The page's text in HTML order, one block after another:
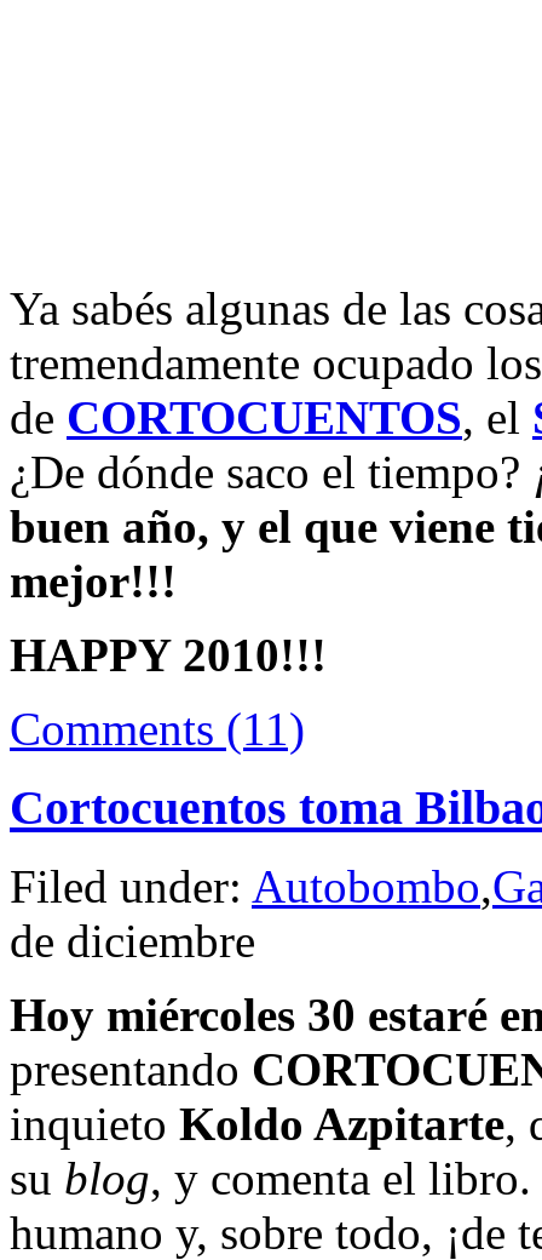
Ya sabés algunas de las
tremendamente ocupado
de CORTOCUENTOS, el
¿De dónde saco el tiempo?
buen año, y el que viene
mejor!!!
HAPPY 2010!!!
Comments (11)
Cortocuentos toma
Filed under: Autobombo,
de diciembre
Hoy miércoles 30 estaré
presentando
inquieto Koldo Azpitarte,
su blog, y comenta el
humano y, sobre todo, ¡de